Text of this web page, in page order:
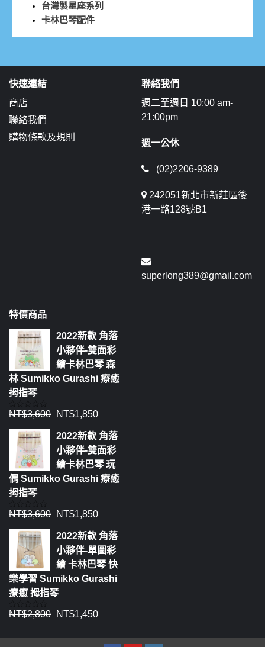
台灣製星座系列
卡林巴琴配件
快速連結
商店
聯絡我們
購物條款及規則
聯絡我們
週二至週日 10:00 am-
21:00pm
週一公休
(02)2206-9389
242051新北市新莊區後
港一路128號B1
superlong389@gmail.com
特價商品
2022新款 角落
小夥伴-雙面彩
繪卡林巴琴 森
林 Sumikko Gurashi 療癒
拇指琴
評
0
NT$3,600 NT$1,850
2022新款 角落
小夥伴-雙面彩
繪卡林巴琴 玩
偶 Sumikko Gurashi 療癒
拇指琴
評
0
NT$3,600 NT$1,850
2022新款 角落
小夥伴-單圖彩
繪 卡林巴琴 快
樂學習 Sumikko Gurashi
療癒 拇指琴
評
NT$2,800 NT$1,450